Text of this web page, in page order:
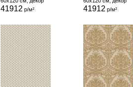
41912 р/м² 41912 р/м²